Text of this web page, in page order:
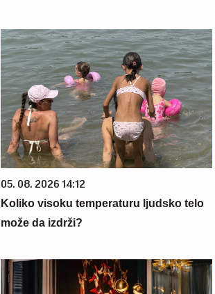
05. 08. 2026 14:12
Koliko visoku temperaturu ljudsko telo
može da izdrži?